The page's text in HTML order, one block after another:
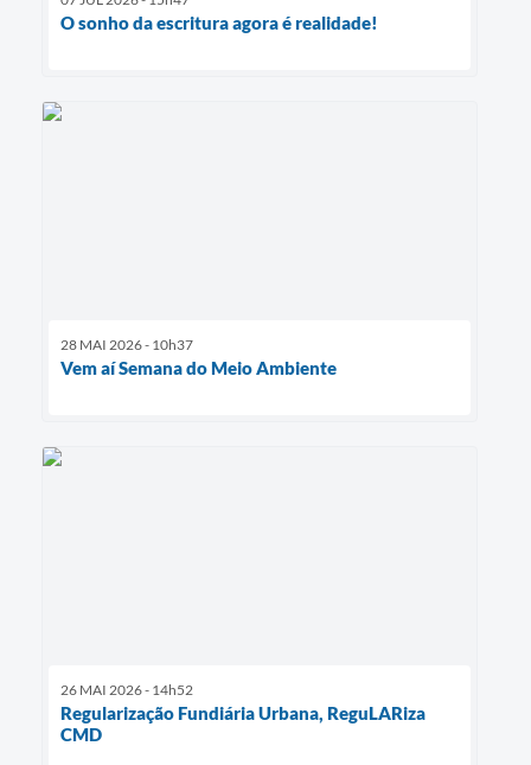
O sonho da escritura agora é realidade!
28 MAI 2026 - 10h37
Vem aí Semana do Meio Ambiente
26 MAI 2026 - 14h52
Regularização Fundiária Urbana, ReguLARiza
CMD